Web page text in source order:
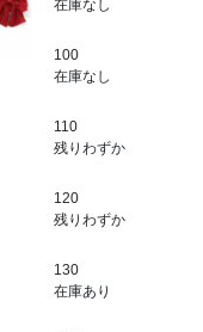
在庫なし
100
在庫なし
110
残りわずか
120
残りわずか
130
在庫あり